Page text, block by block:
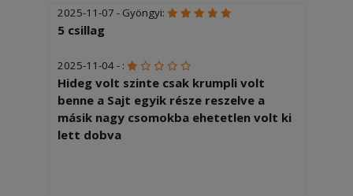
2025-11-07 - Gyöngyi:
5 csillag
2025-11-04 - :
Hideg volt szinte csak krumpli volt
benne a Sajt egyik része reszelve a
másik nagy csomokba ehetetlen volt ki
lett dobva